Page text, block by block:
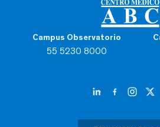
Campus Observatorio
55 5230 8000